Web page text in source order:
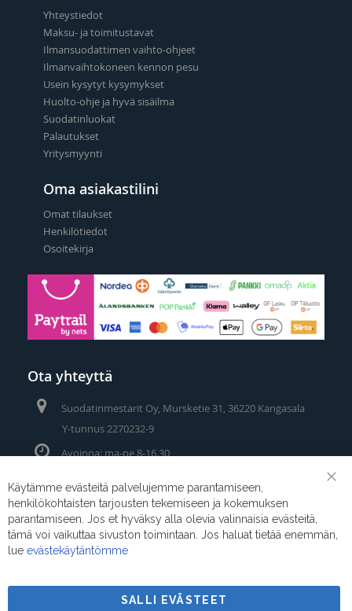
Yhteystiedot
Maksu- ja toimitustavat
Ilmansuodattimen vaihto-ohjeet
Ilmanvaihtokoneen kennon pesu
Usein kysytyt kysymykset
Huolto-ohje ja hyvä sisäilma
Suodatinluokat
Palautukset
Yritysmyynti
Oma asiakastilini
Omat tilaukset
Henkilötiedot
Osoitekirja
Ota yhteyttä
Suodatinmestarit Oy, Mursketie 31, 36220 Kangasala
Y-tunnus 2270232-9
Avoinna: ma-pe 8-16.30
Puhelin/Whatsapp:
Sähköposti:myynti@suodatinmestarit.fi
Käytämme evästeitä palvelujemme parantamiseen,
henkilökohtaisten tarjousten tekemiseen ja kokemuksen
parantamiseen. Jos et hyväksy alla olevia valinnaisia evästeitä,
tämä voi vaikuttaa sivuston toimintaan. Jos haluat tietää enemmän,
lue evästekäytäntömme
SALLI EVÄSTEET